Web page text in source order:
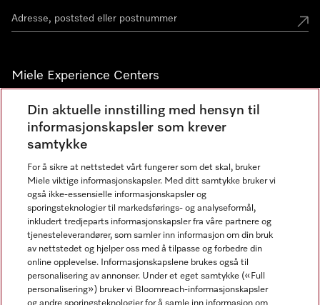
Miele Experience Centers
Miele Experience Center Nesbru
Miele Outlet Nesbru
Nyhetsbrev
Din aktuelle innstilling med hensyn til
informasjonskapsler som krever
samtykke
For å sikre at nettstedet vårt fungerer som det skal, bruker
Miele viktige informasjonskapsler. Med ditt samtykke bruker vi
også ikke-essensielle informasjonskapsler og
sporingsteknologier til markedsførings- og analyseformål,
inkludert tredjeparts informasjonskapsler fra våre partnere og
tjenesteleverandører, som samler inn informasjon om din bruk
av nettstedet og hjelper oss med å tilpasse og forbedre din
online opplevelse. Informasjonskapslene brukes også til
personalisering av annonser. Under et eget samtykke («Full
personalisering») bruker vi Bloomreach-informasjonskapsler